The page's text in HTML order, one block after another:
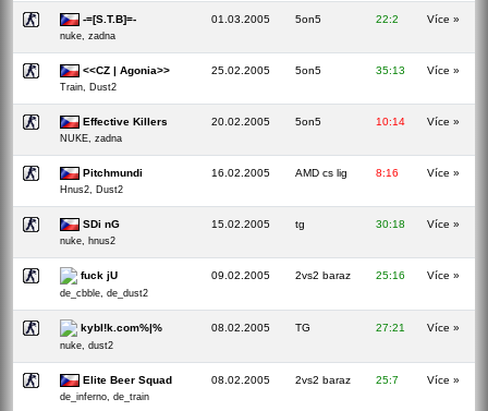
-=[S.T.B]=-
nuke, zadna
01.03.2005 5on5 22:2 Více »
<<CZ | Agonia>>
Train, Dust2
25.02.2005 5on5 35:13 Více »
Effective Killers
NUKE, zadna
20.02.2005 5on5 10:14 Více »
Pitchmundi
Hnus2, Dust2
16.02.2005 AMD cs lig 8:16 Více »
SDi nG
nuke, hnus2
15.02.2005 tg 30:18 Více »
fuck jU
de_cbble, de_dust2
09.02.2005 2vs2 baraz 25:16 Více »
kybl!k.com%|%
nuke, dust2
08.02.2005 TG 27:21 Více »
Elite Beer Squad
de_inferno, de_train
08.02.2005 2vs2 baraz 25:7 Více »